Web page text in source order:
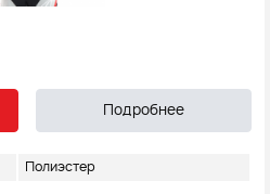
Подробнее
Полиэстер